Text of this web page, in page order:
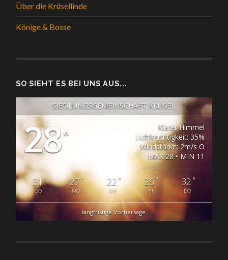
Über die Krüsellinde
Könige & Bosse
SO SIEHT ES BEI UNS AUS...
SIEDLUNGSGEMEINSCHAFT KRÜSEL
28°
Klarer Himmel
Luftfeuchtigkeit: 35%
Windstärke: 2m/s O
MAX 28 • MIN 11
31°
SO
27°
MO
22 °
DIE
26°
MI
32 °
DO
langfristige Vorhersage